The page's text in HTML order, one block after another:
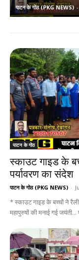
पाटन के गोठ (PKG NEWS) -
पाटन के गोठ
स्काउट गाइड के
पर्यावरण का संदेश
पाटन के गोठ (PKG NEWS) -
* स्काउट गाइड के बच्चों ने रैली
महापुरुषों की मनाई गई